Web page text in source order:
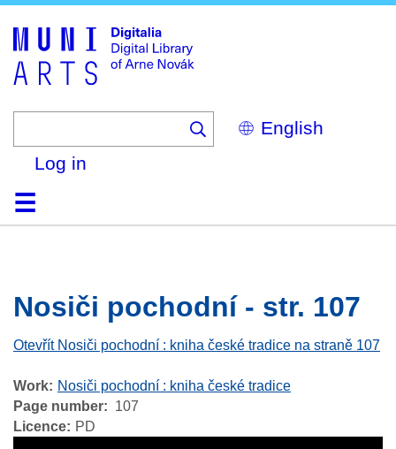
Select
your
Log in
HomeBrowse
Search
About
HelpContactDigitalia
Nosiči pochodní - str. 107
Otevřít Nosiči pochodní : kniha české tradice na straně 107
Work
Nosiči pochodní : kniha české tradice
Page number
107
Licence
PD